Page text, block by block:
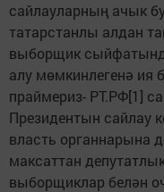
сайлауларның ачык
татарстанлы алдан
выборщик
алу мөмкинлегенә ия
праймериз- РТ.РФ[1]
Президентын сайлау
власть органнарына
максаттан
выборщиклар белән